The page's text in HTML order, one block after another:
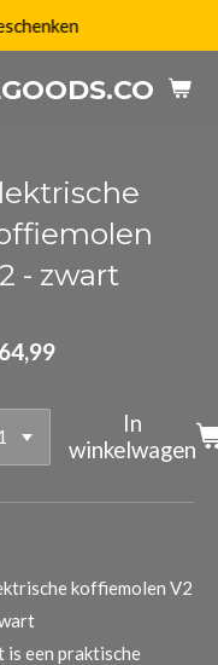
- zwart
In
winkelwagen
koffiemolen V2
is een praktische